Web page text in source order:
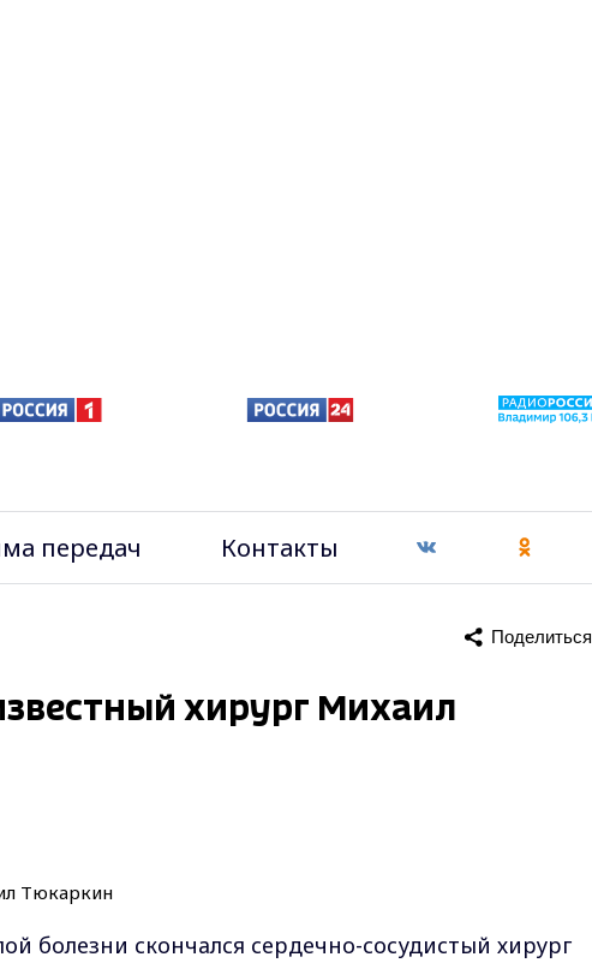
передач Контакты
Поделиться
хирург Михаил
болезни скончался сердечно-сосудистый хирург